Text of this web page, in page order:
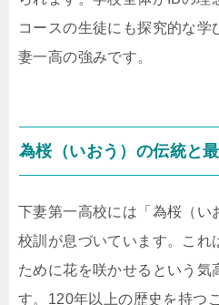
コースの生徒にも探究的な学
妻一高の強みです。
為桜（いおう）の伝統と
下妻第一高校には「為桜（い
校訓が息づいています。これ
ために花を咲かせるという気
す。120年以上の歴史を持つ